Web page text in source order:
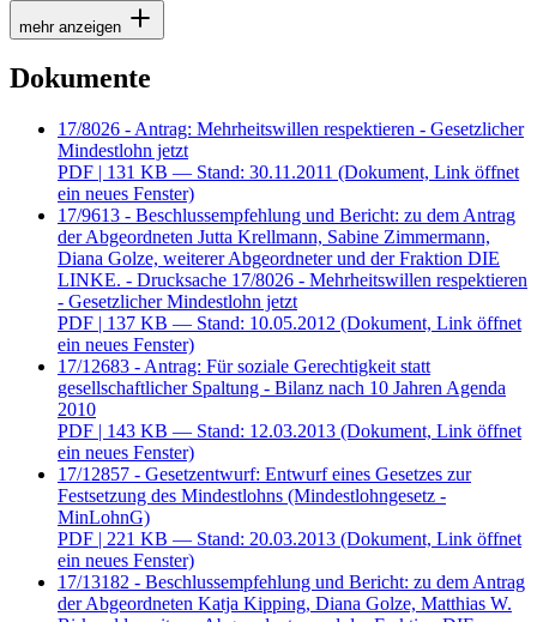
mehr anzeigen
Dokumente
17/8026 - Antrag: Mehrheitswillen respektieren - Gesetzlicher
Mindestlohn jetzt
PDF | 131 KB — Stand: 30.11.2011 (Dokument, Link öffnet
ein neues Fenster)
17/9613 - Beschlussempfehlung und Bericht: zu dem Antrag
der Abgeordneten Jutta Krellmann, Sabine Zimmermann,
Diana Golze, weiterer Abgeordneter und der Fraktion DIE
LINKE. - Drucksache 17/8026 - Mehrheitswillen respektieren
- Gesetzlicher Mindestlohn jetzt
PDF | 137 KB — Stand: 10.05.2012 (Dokument, Link öffnet
ein neues Fenster)
17/12683 - Antrag: Für soziale Gerechtigkeit statt
gesellschaftlicher Spaltung - Bilanz nach 10 Jahren Agenda
2010
PDF | 143 KB — Stand: 12.03.2013 (Dokument, Link öffnet
ein neues Fenster)
17/12857 - Gesetzentwurf: Entwurf eines Gesetzes zur
Festsetzung des Mindestlohns (Mindestlohngesetz -
MinLohnG)
PDF | 221 KB — Stand: 20.03.2013 (Dokument, Link öffnet
ein neues Fenster)
17/13182 - Beschlussempfehlung und Bericht: zu dem Antrag
der Abgeordneten Katja Kipping, Diana Golze, Matthias W.